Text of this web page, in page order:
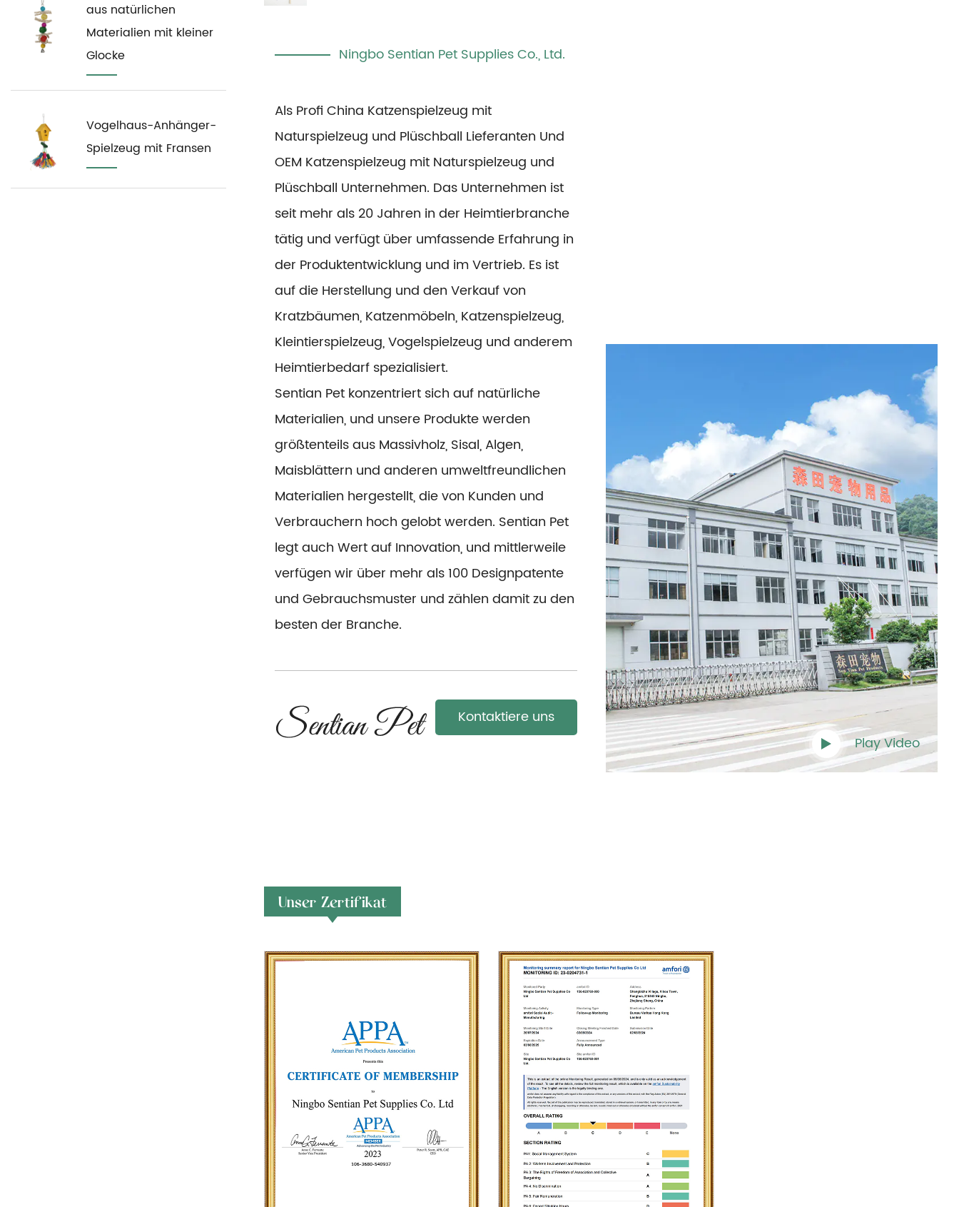
aus natürlichen
Materialien mit kleiner
Glocke
Vogelhaus-Anhänger-
Spielzeug mit Fransen
Ningbo Sentian Pet Supplies Co., Ltd.
Als ProfiChina Katzenspielzeug mit
Naturspielzeug und Plüschball Lieferanten Und
OEM Katzenspielzeug mit Naturspielzeug und
Plüschball Unternehmen. Das Unternehmen ist
seit mehr als 20 Jahren in der Heimtierbranche
tätig und verfügt über umfassende Erfahrung in
der Produktentwicklung und im Vertrieb. Es ist
auf die Herstellung und den Verkauf von
Kratzbäumen, Katzenmöbeln, Katzenspielzeug,
Kleintierspielzeug, Vogelspielzeug und anderem
Heimtierbedarf spezialisiert.
Sentian Pet konzentriert sich auf natürliche
Materialien, und unsere Produkte werden
größtenteils aus Massivholz, Sisal, Algen,
Maisblättern und anderen umweltfreundlichen
Materialien hergestellt, die von Kunden und
Verbrauchern hoch gelobt werden. Sentian Pet
legt auch Wert auf Innovation, und mittlerweile
verfügen wir über mehr als 100 Designpatente
und Gebrauchsmuster und zählen damit zu den
besten der Branche.
Kontaktiere uns
Play Video
Unser Zertifikat